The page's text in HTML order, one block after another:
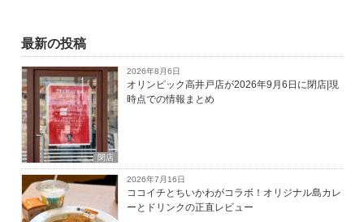
最新の投稿
閉店
2026年8月6日
オリンピック高井戸店が2026年9月6日に閉店|現
時点での情報まとめ
2026年7月16日
ココイチとちいかわがコラボ！オリジナル島カレ
ーとドリンクの正直レビュー